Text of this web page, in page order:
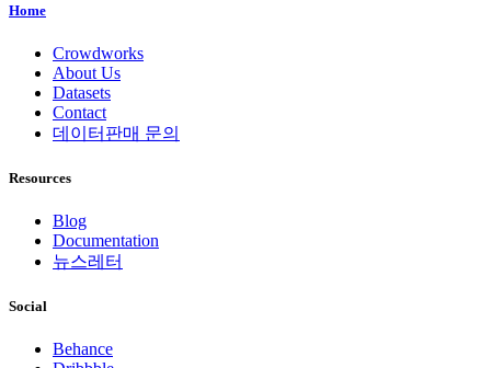
Home
Crowdworks
About Us
Datasets
Contact
데이터판매 문의
Resources
Blog
Documentation
뉴스레터
Social
Behance